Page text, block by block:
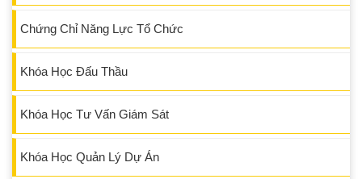
Chứng Chỉ Năng Lực Tổ Chức
Khóa Học Đấu Thầu
Khóa Học Tư Vấn Giám Sát
Khóa Học Quản Lý Dự Án